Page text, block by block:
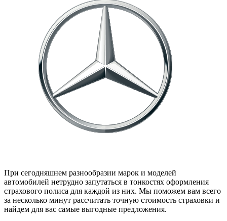
При сегодняшнем разнообразии марок и моделей
автомобилей нетрудно запутаться в тонкостях оформления
страхового полиса для каждой из них. Мы поможем вам всего
за несколько минут рассчитать точную стоимость страховки и
найдем для вас самые выгодные предложения.